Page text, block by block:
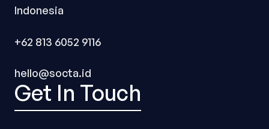
Indonesia
+62 813 6052 9116
hello@socta.id
Get In Touch